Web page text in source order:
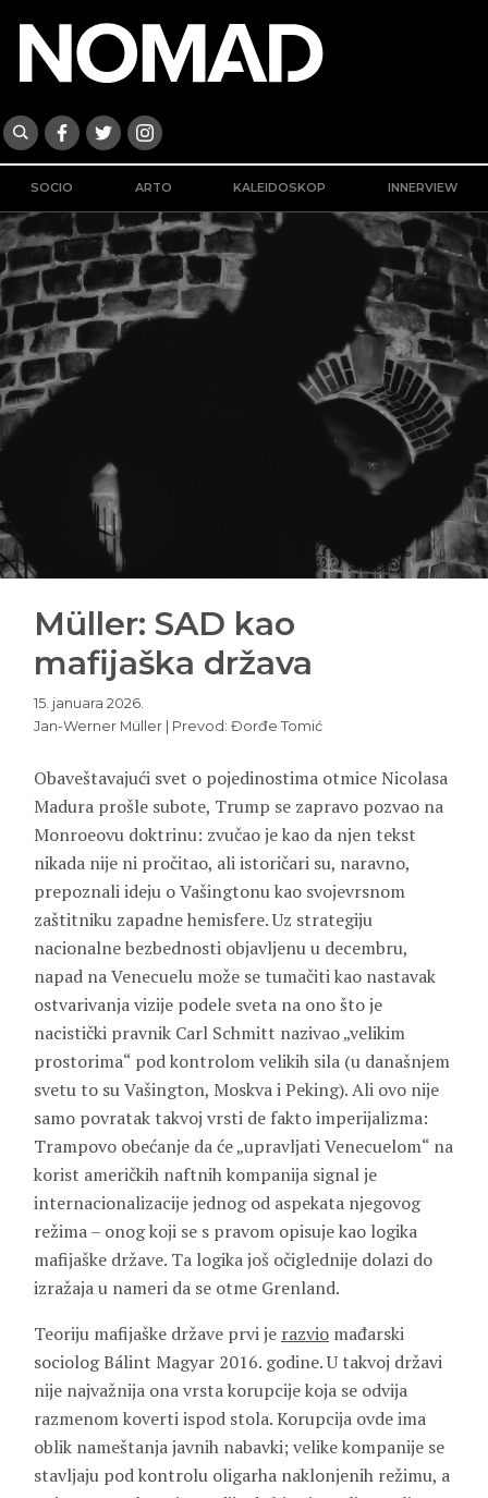
SOCIO ARTO KALEIDOSKOP INNERVIEW
Müller: SAD kao
mafijaška država
15. januara 2026.
Jan-Werner Müller | Prevod: Đorđe Tomić
Obaveštavajući svet o pojedinostima otmice Nicolasa
Madura prošle subote, Trump se zapravo pozvao na
Monroeovu doktrinu: zvučao je kao da njen tekst
nikada nije ni pročitao, ali istoričari su, naravno,
prepoznali ideju o Vašingtonu kao svojevrsnom
zaštitniku zapadne hemisfere. Uz strategiju
nacionalne bezbednosti objavljenu u decembru,
napad na Venecuelu može se tumačiti kao nastavak
ostvarivanja vizije podele sveta na ono što je
nacistički pravnik Carl Schmitt nazivao „velikim
prostorima“ pod kontrolom velikih sila (u današnjem
svetu to su Vašington, Moskva i Peking). Ali ovo nije
samo povratak takvoj vrsti de fakto imperijalizma:
Trampovo obećanje da će „upravljati Venecuelom“ na
korist američkih naftnih kompanija signal je
internacionalizacije jednog od aspekata njegovog
režima – onog koji se s pravom opisuje kao logika
mafijaške države. Ta logika još očiglednije dolazi do
izražaja u nameri da se otme Grenland.
Teoriju mafijaške države prvi je razvio mađarski
sociolog Bálint Magyar 2016. godine. U takvoj državi
nije najvažnija ona vrsta korupcije koja se odvija
razmenom koverti ispod stola. Korupcija ovde ima
oblik nameštanja javnih nabavki; velike kompanije se
stavljaju pod kontrolu oligarha naklonjenih režimu, a